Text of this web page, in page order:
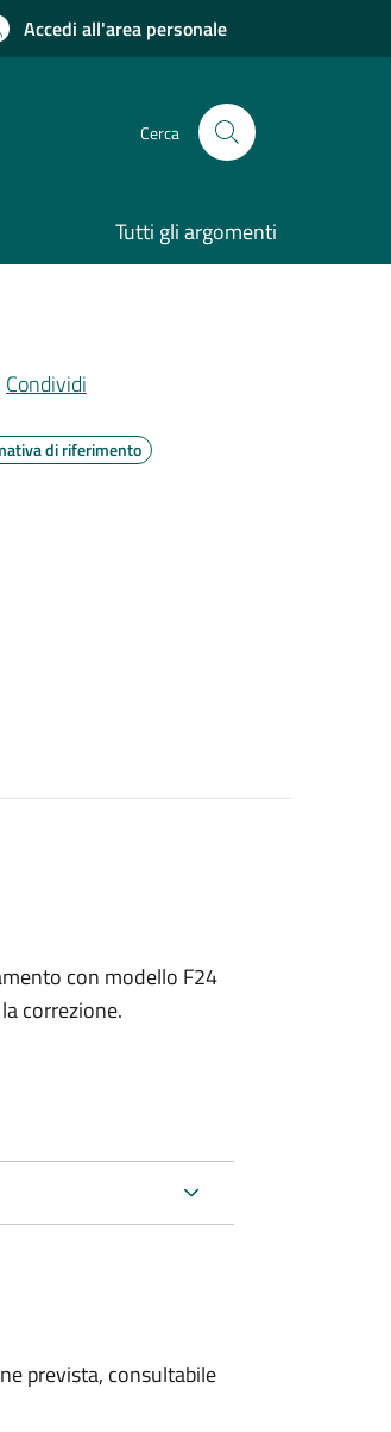
Accedi all'area personale
Cerca
Tutti gli argomenti
Condividi
di riferimento
con modello F24
correzione.
prevista, consultabile